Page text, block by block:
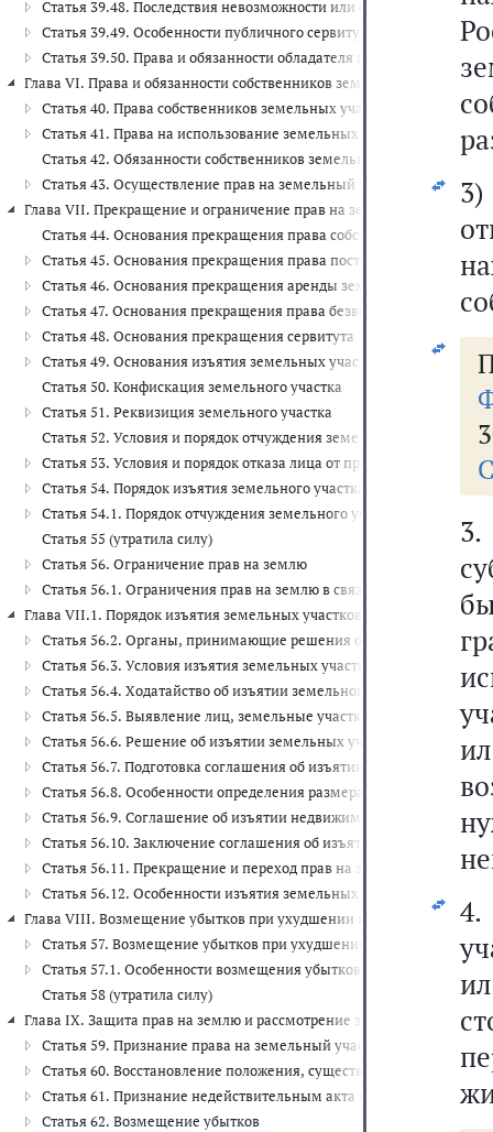
Статья 39.48. Последствия невозможности или существенного
Статья 39.49. Особенности публичного сервитута,
Статья 39.50. Права и обязанности обладателя публичного
Глава VI. Права и обязанности собственников земельных участков,
Статья 40. Права собственников земельных участков на
Статья 41. Права на использование земельных участков
Статья 42. Обязанности собственников земельных участков и
Статья 43. Осуществление прав на земельный участок
Глава VII. Прекращение и ограничение прав на землю (ст. 44 - 56.1)
Статья 44. Основания прекращения права собственности на
Статья 45. Основания прекращения права постоянного
Статья 46. Основания прекращения аренды земельного участка
Статья 47. Основания прекращения права безвозмездного
Статья 48. Основания прекращения сервитута
Статья 49. Основания изъятия земельных участков для
Статья 50. Конфискация земельного участка
Статья 51. Реквизиция земельного участка
Статья 52. Условия и порядок отчуждения земельного участка
Статья 53. Условия и порядок отказа лица от права на земельный
Статья 54. Порядок изъятия земельного участка,
Статья 54.1. Порядок отчуждения земельного участка,
Статья 55 (утратила силу)
Статья 56. Ограничение прав на землю
Статья 56.1. Ограничения прав на землю в связи с
Глава VII.1. Порядок изъятия земельных участков для
Статья 56.2. Органы, принимающие решения об изъятии
Статья 56.3. Условия изъятия земельных участков для
Статья 56.4. Ходатайство об изъятии земельного участка для
Статья 56.5. Выявление лиц, земельные участки и (или)
Статья 56.6. Решение об изъятии земельных участков для
Статья 56.7. Подготовка соглашения об изъятии земельных
Статья 56.8. Особенности определения размера возмещения в
Статья 56.9. Соглашение об изъятии недвижимости для
Статья 56.10. Заключение соглашения об изъятии
Статья 56.11. Прекращение и переход прав на земельный
Статья 56.12. Особенности изъятия земельных участков и (или)
Глава VIII. Возмещение убытков при ухудшении качества земель,
Статья 57. Возмещение убытков при ухудшении качества
Статья 57.1. Особенности возмещения убытков при
Статья 58 (утратила силу)
Глава IX. Защита прав на землю и рассмотрение земельных споров
Статья 59. Признание права на земельный участок
Статья 60. Восстановление положения, существовавшего до
Статья 61. Признание недействительным акта исполнительного
Статья 62. Возмещение убытков
4.